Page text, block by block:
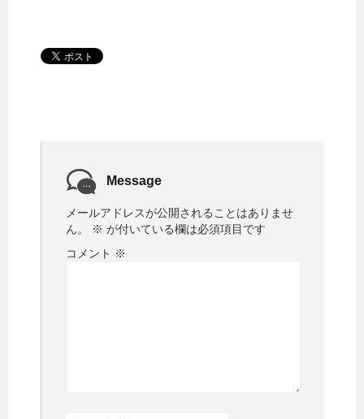
Message
メールアドレスが公開されることはありませ
ん。
※ が付いている欄は必須項目です
コメント ※